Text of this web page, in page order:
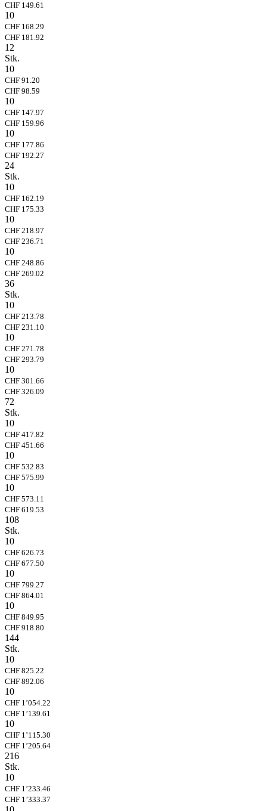
CHF 149.61
10
CHF 168.29
CHF 181.92
12
Stk.
10
CHF 91.20
CHF 98.59
10
CHF 147.97
CHF 159.96
10
CHF 177.86
CHF 192.27
24
Stk.
10
CHF 162.19
CHF 175.33
10
CHF 218.97
CHF 236.71
10
CHF 248.86
CHF 269.02
36
Stk.
10
CHF 213.78
CHF 231.10
10
CHF 271.78
CHF 293.79
10
CHF 301.66
CHF 326.09
72
Stk.
10
CHF 417.82
CHF 451.66
10
CHF 532.83
CHF 575.99
10
CHF 573.11
CHF 619.53
108
Stk.
10
CHF 626.73
CHF 677.50
10
CHF 799.27
CHF 864.01
10
CHF 849.95
CHF 918.80
144
Stk.
10
CHF 825.22
CHF 892.06
10
CHF 1’054.22
CHF 1’139.61
10
CHF 1’115.30
CHF 1’205.64
216
Stk.
10
CHF 1’233.46
CHF 1’333.37